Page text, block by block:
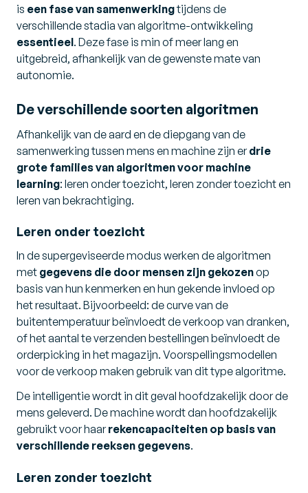
is een fase van samenwerkingtijdens de
verschillende stadia van algoritme-ontwikkeling
essentieel. Deze fase is min of meer lang en
uitgebreid, afhankelijk van de gewenste mate van
autonomie.
De verschillende soorten algoritmen
Afhankelijk van de aard en de diepgang van de
samenwerking tussen mens en machine zijn erdrie
grote families van algoritmen voor machine
learning: leren onder toezicht, leren zonder toezicht en
leren van bekrachtiging.
Leren onder toezicht
In de supergeviseerde modus werken de algoritmen
met gegevens die door mensen zijn gekozenop
basis van hun kenmerken en hun gekende invloed op
het resultaat. Bijvoorbeeld: de curve van de
buitentemperatuur beïnvloedt de verkoop van dranken,
of het aantal te verzenden bestellingen beïnvloedt de
orderpicking in het magazijn. Voorspellingsmodellen
voor de verkoop maken gebruik van dit type algoritme.
De intelligentie wordt in dit geval hoofdzakelijk door de
mens geleverd. De machine wordt dan hoofdzakelijk
gebruikt voor haarrekencapaciteiten op basis van
verschillende reeksen gegevens.
Leren zonder toezicht